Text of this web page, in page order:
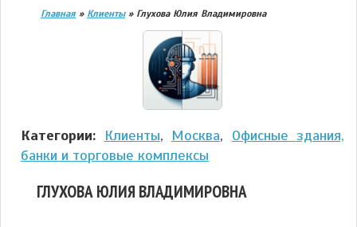
Главная » Клиенты» Глухова Юлия Владимировна
Категории: Клиенты, Москва, Офисные здания,
банки и торговые комплексы
ГЛУХОВА ЮЛИЯ ВЛАДИМИРОВНА